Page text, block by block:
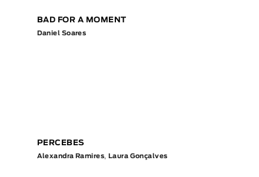
BAD FOR A MOMENT
Daniel Soares
PERCEBES
Alexandra Ramires, Laura Gonçalves